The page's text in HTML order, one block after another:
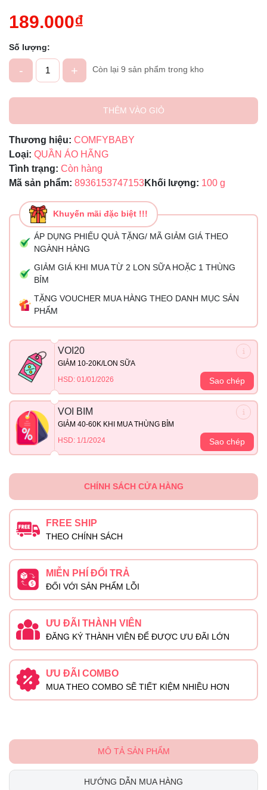
189.000₫
Số lượng:
- + Còn lại 9 sản phẩm trong kho
THÊM VÀO GIỎ
Thương hiệu: COMFYBABY
Loại: QUẦN ÁO HÃNG
Tình trạng: Còn hàng
Mã sản phẩm: 8936153747153Khối lượng: 100 g
Khuyến mãi đặc biệt !!!
ÁP DỤNG PHIẾU QUÀ TẶNG/ MÃ GIẢM GIÁ THEO
NGÀNH HÀNG
GIẢM GIÁ KHI MUA TỪ 2 LON SỮA HOẶC 1 THÙNG
BỈM
TẶNG VOUCHER MUA HÀNG THEO DANH MỤC SẢN
PHẨM
VOI20
GIẢM 10-20K/LON SỮA
HSD: 01/01/2026
Sao chép
VOI BIM
GIẢM 40-60K KHI MUA THÙNG BỈM
HSD: 1/1/2024
Sao chép
CHÍNH SÁCH CỬA HÀNG
FREE SHIP
THEO CHÍNH SÁCH
MIỄN PHÍ ĐỔI TRẢ
ĐỐI VỚI SẢN PHẨM LỖI
ƯU ĐÃI THÀNH VIÊN
ĐĂNG KÝ THÀNH VIÊN ĐỂ ĐƯỢC ƯU ĐÃI LỚN
ƯU ĐÃI COMBO
MUA THEO COMBO SẼ TIẾT KIỆM NHIỀU HƠN
MÔ TẢ SẢN PHẨM
HƯỚNG DẪN MUA HÀNG